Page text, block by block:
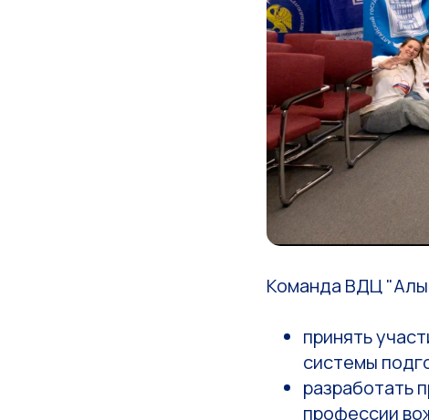
Команда ВДЦ
принять
системы
разработать
профессии